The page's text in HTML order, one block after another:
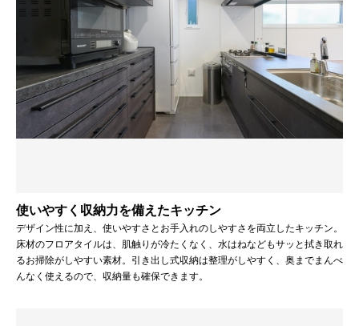
使いやすく収納力を備えたキッチン
デザイン性に加え、使いやすさとお手入れのしやすさを両立したキッチン。
床材のフロアタイルは、肌触りが冷たくなく、水はねなどもサッと拭き取れ
るお掃除がしやすい素材。引き出し式収納は整理がしやすく、奥までまんべ
んなく使えるので、収納量も確保できます。